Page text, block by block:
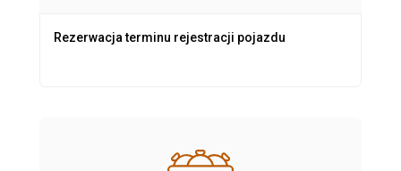
Rezerwacja terminu rejestracji pojazdu